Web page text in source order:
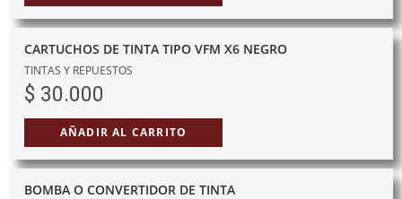
CARTUCHOS DE TINTA TIPO VFM X6 NEGRO
TINTAS Y REPUESTOS
$ 30.000
AÑADIR AL CARRITO
BOMBA O CONVERTIDOR DE TINTA